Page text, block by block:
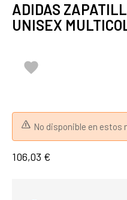
ADIDAS
UNISEX

No disponible en estos
106,03 €